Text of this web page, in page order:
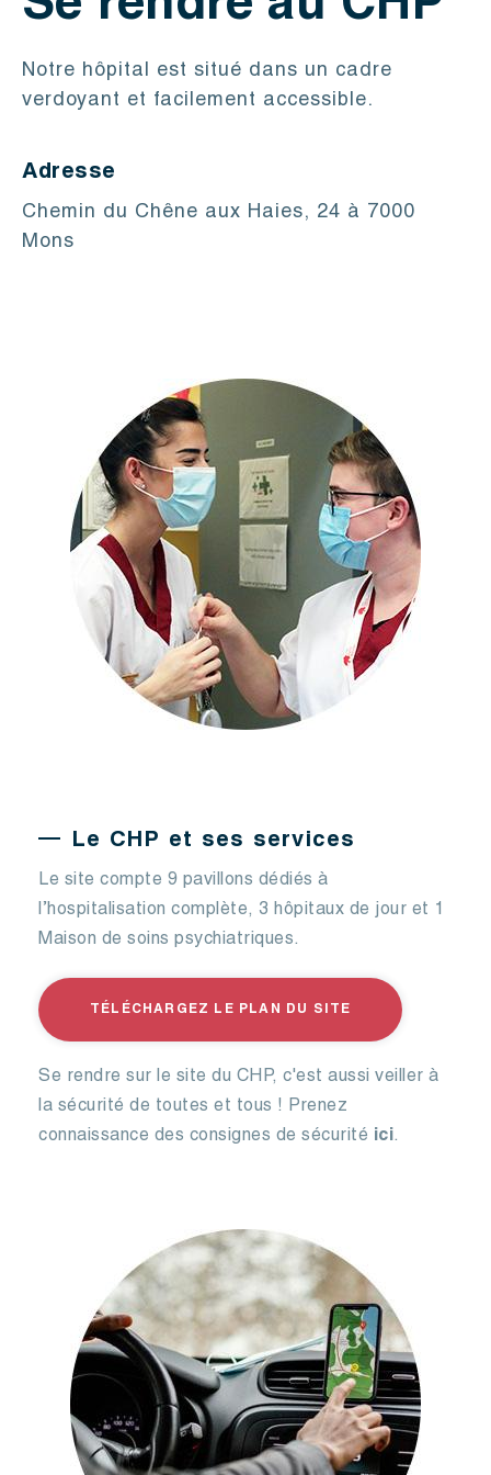
Notre hôpital est situé dans un cadre
verdoyant et facilement accessible.
Adresse
Chemin du Chêne aux Haies, 24 à 7000
Mons
Le CHP et ses services
Le site compte 9 pavillons dédiés à
l’hospitalisation complète, 3 hôpitaux de jour et 1
Maison de soins psychiatriques.
TÉLÉCHARGEZ LE PLAN DU SITE
Se rendre sur le site du CHP, c'est aussi veiller à
la sécurité de toutes et tous ! Prenez
connaissance des consignes de sécurité ici.